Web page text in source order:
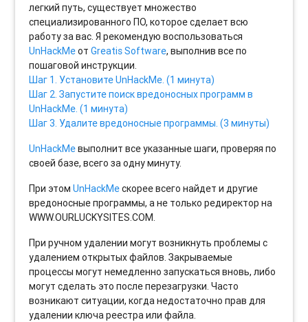
легкий путь, существует множество
специализированного ПО, которое сделает всю
работу за вас. Я рекомендую воспользоваться
UnHackMeотGreatis Software, выполнив все по
пошаговой инструкции.
Шаг 1. Установите UnHackMe. (1 минута)
Шаг 2. Запустите поиск вредоносных программ в
UnHackMe. (1 минута)
Шаг 3. Удалите вредоносные программы. (3 минуты)
UnHackMeвыполнит все указанные шаги, проверяя по
своей базе, всего за одну минуту.
При этомUnHackMeскорее всего найдет и другие
вредоносные программы, а не только редиректор на
WWW.OURLUCKYSITES.COM.
При ручном удалении могут возникнуть проблемы с
удалением открытых файлов. Закрываемые
процессы могут немедленно запускаться вновь, либо
могут сделать это после перезагрузки. Часто
возникают ситуации, когда недостаточно прав для
удалении ключа реестра или файла.